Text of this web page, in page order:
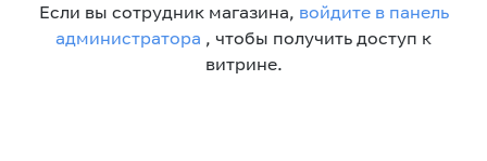
Если вы сотрудник магазина, войдите в панель
администратора , чтобы получить доступ к
витрине.